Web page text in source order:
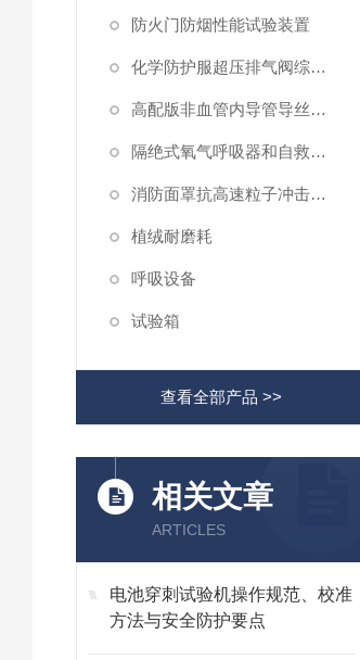
防火门防烟性能试验装置
化学防护服超压排气阀综合性测试仪
高配版非血管内导管导丝滑动性能测试仪
隔绝式氧气呼吸器和自救器二氧化碳吸收率及水分含量测试仪
消防面罩抗高速粒子冲击试验机
植绒耐磨耗
呼吸设备
试验箱
查看全部产品 >>
相关文章
ARTICLES
电池穿刺试验机操作规范、校准
方法与安全防护要点